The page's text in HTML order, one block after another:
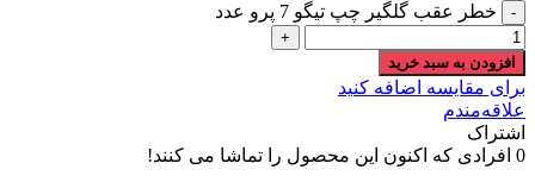
خطر عقب گلگیر چپ تیگو 7 پرو عدد
افزودن به سبد خرید
برای مقایسه اضافه کنید
علاقه‌مندم
اشتراک
0 افرادی که اکنون این محصول را تماشا می کنند!